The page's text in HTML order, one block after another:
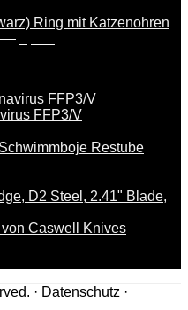
Ring mit Katzenohren
€
FFP3/V
Schwimmboje Restube
Caswell Knives
· Datenschutz ·